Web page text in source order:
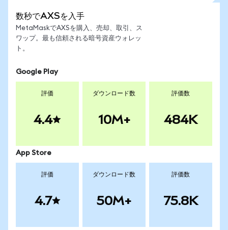
数秒でAXSを入手
MetaMaskでAXSを購入、売却、取引、ス
ワップ。最も信頼される暗号資産ウォレッ
ト。
Google Play
評価
4.4
ダウンロード数
10M+
評価数
484K
App Store
評価
4.7
ダウンロード数
50M+
評価数
75.8K